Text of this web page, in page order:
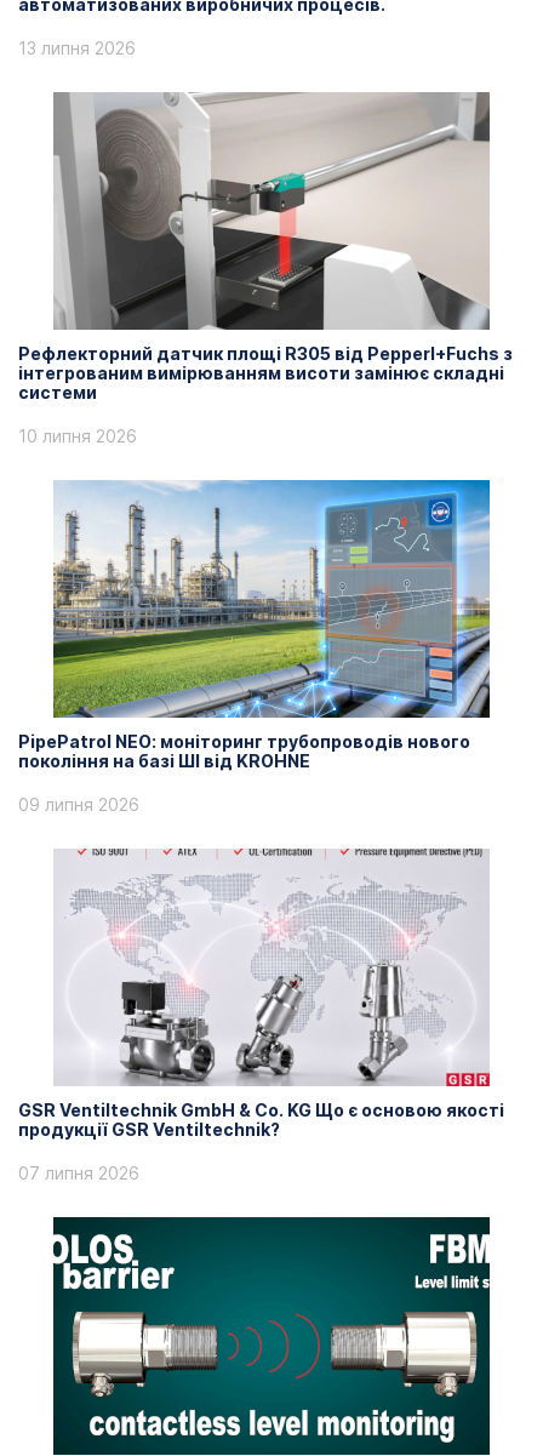
автоматизованих виробничих процесів.
13 липня 2026
Рефлекторний датчик площі R305 від Pepperl+Fuchs з
інтегрованим вимірюванням висоти замінює складні
системи
10 липня 2026
PipePatrol NEO: моніторинг трубопроводів нового
покоління на базі ШІ від KROHNE
09 липня 2026
GSR Ventiltechnik GmbH & Co. KG Що є основою якості
продукції GSR Ventiltechnik?
07 липня 2026